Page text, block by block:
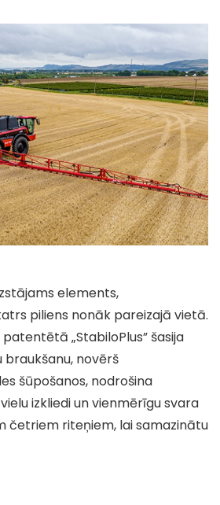
elements,
piliens nonāk pareizajā vietā.
„StabiloPlus” šasija
novērš
šūpošanos, nodrošina
izkliedi un vienmērīgu svara
četriem riteņiem, lai samazinātu